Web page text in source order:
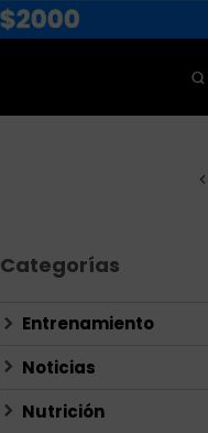
Categorías
Entrenamiento
Noticias
Nutrición